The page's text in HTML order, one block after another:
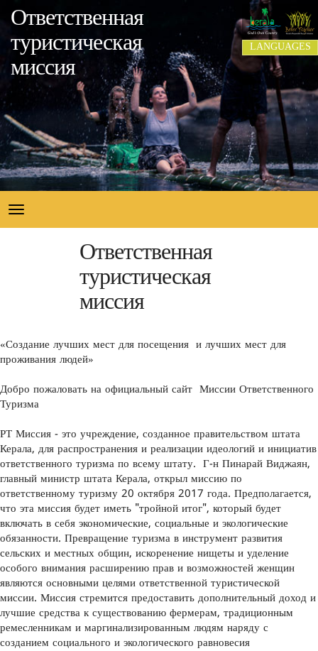
Ответственная
туристическая
миссия
LANGUAGES
Toggle
navigation
Ответственная
туристическая
миссия
«Создание лучших мест для посещения и лучших мест для
проживания людей»
Добро пожаловать на официальный сайт Миссии Ответственного
Туризма
РТ Миссия - это учреждение, созданное правительством штата
Керала, для распространения и реализации идеологий и инициатив
ответственного туризма по всему штату. Г-н Пинарай Виджаян,
главный министр штата Керала, открыл миссию по
ответственному туризму 20 октября 2017 года. Предполагается,
что эта миссия будет иметь "тройной итог", который будет
включать в себя экономические, социальные и экологические
обязанности. Превращение туризма в инструмент развития
сельских и местных общин, искоренение нищеты и уделение
особого внимания расширению прав и возможностей женщин
являются основными целями ответственной туристической
миссии. Миссия стремится предоставить дополнительный доход и
лучшие средства к существованию фермерам, традиционным
ремесленникам и маргинализированным людям наряду с
созданием социального и экологического равновесия